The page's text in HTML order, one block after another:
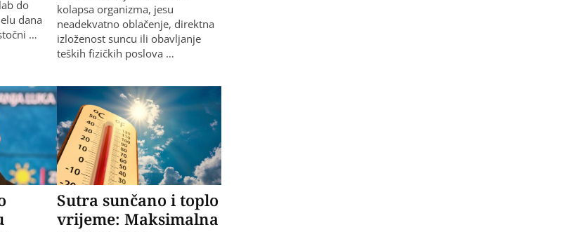
do
dana
…
kolapsa organizma, jesu
neadekvatno oblačenje, direktna
izloženost suncu ili obavljanje
teških fizičkih poslova …
Sutra sunčano i toplo
vrijeme: Maksimalna